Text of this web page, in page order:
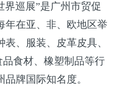
界巡展”是广州市贸促
年在亚、非、欧地区举
、服装、皮革皮具、
食材、橡塑制品等行
牌国际知名度。